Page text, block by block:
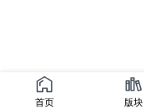
首页 版块